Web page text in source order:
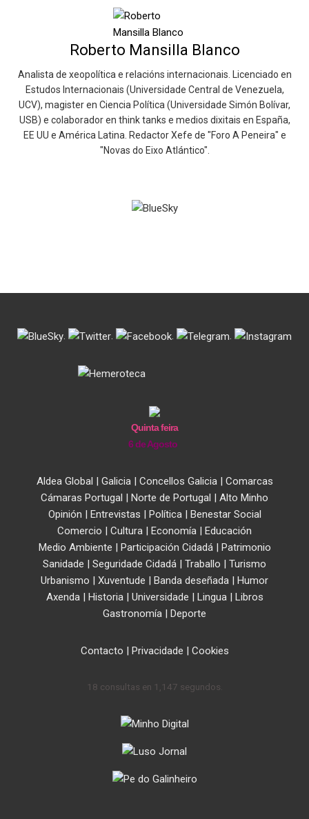
Roberto Mansilla Blanco
Analista de xeopolítica e relacións internacionais. Licenciado en
Estudos Internacionais (Universidade Central de Venezuela,
UCV), magister en Ciencia Política (Universidade Simón Bolívar,
USB) e colaborador en think tanks e medios dixitais en España,
EE UU e América Latina. Redactor Xefe de "Foro A Peneira" e
"Novas do Eixo Atlántico".
. . . .
Quinta feira
6 de Agosto
Aldea Global | Galicia| Concellos Galicia| Comarcas
Cámaras Portugal | Norte de Portugal | Alto Minho
Opinión | Entrevistas | Política| Benestar Social
Comercio | Cultura | Economía | Educación
Medio Ambiente | Participación Cidadá| Patrimonio
Sanidade | Seguridade Cidadá | Traballo | Turismo
Urbanismo | Xuventude | Banda deseñada | Humor
Axenda| Historia| Universidade | Lingua| Libros
Gastronomía | Deporte
Contacto | Privacidade | Cookies
18 consultas en 1,147 segundos.